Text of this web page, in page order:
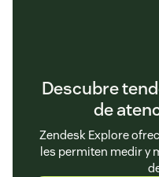
Descubre
de
Zendesk Explore
les permiten medir y